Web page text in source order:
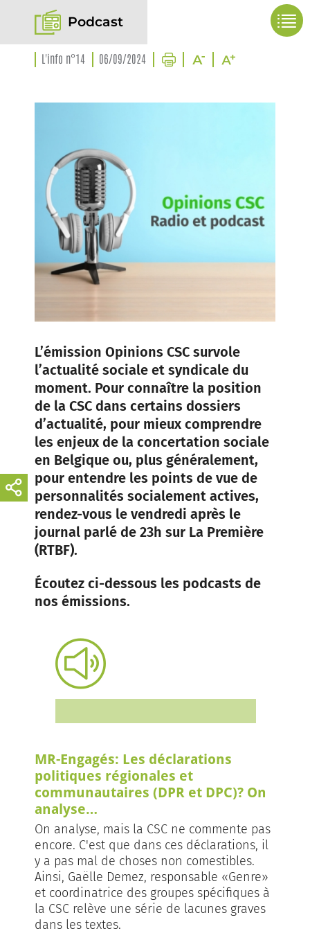
Podcast
L'info n°14 06/09/2024
L’émission Opinions CSC survole
l’actualité sociale et syndicale du
moment. Pour connaître la position
de la CSC dans certains dossiers
d’actualité, pour mieux comprendre
les enjeux de la concertation sociale
en Belgique ou, plus généralement,
pour entendre les points de vue de
personnalités socialement actives,
rendez-vous le vendredi après le
journal parlé de 23h sur La Première
(RTBF).
Écoutez ci-dessous les podcasts de
nos émissions.
MR-Engagés: Les déclarations
politiques régionales et
communautaires (DPR et DPC)? On
analyse…
On analyse, mais la CSC ne commente pas
encore. C'est que dans ces déclarations, il
y a pas mal de choses non comestibles.
Ainsi, Gaëlle Demez, responsable «Genre»
et coordinatrice des groupes spécifiques à
la CSC relève une série de lacunes graves
dans les textes.